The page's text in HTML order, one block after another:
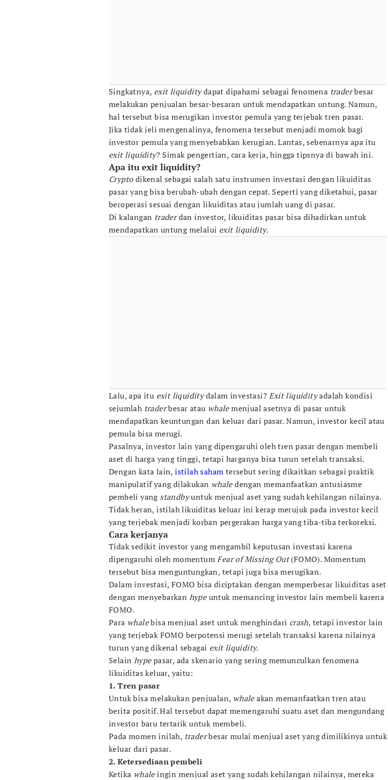
Singkatnya, exit liquiditydapat dipahami sebagai fenomena traderbesar
melakukan penjualan besar-besaran untuk mendapatkan untung. Namun,
hal tersebut bisa merugikan investor pemula yang terjebak tren pasar.
Jika tidak jeli mengenalinya, fenomena tersebut menjadi momok bagi
investor pemula yang menyebabkan kerugian. Lantas, sebenarnya apa itu
exit liquidity? Simak pengertian, cara kerja, hingga tipsnya di bawah ini.
Apa itu exit liquidity?
Cryptodikenal sebagai salah satu instrumen investasi dengan likuiditas
pasar yang bisa berubah-ubah dengan cepat. Seperti yang diketahui, pasar
beroperasi sesuai dengan likuiditas atau jumlah uang di pasar.
Di kalangan traderdan investor, likuiditas pasar bisa dihadirkan untuk
mendapatkan untung melalui exit liquidity.
Lalu, apa itu exit liquiditydalam investasi?Exit liquidityadalah kondisi
sejumlah traderbesar atau whalemenjual asetnya di pasar untuk
mendapatkan keuntungan dan keluar dari pasar. Namun, investor kecil atau
pemula bisa merugi.
Pasalnya, investor lain yang dipengaruhi oleh tren pasar dengan membeli
aset di harga yang tinggi, tetapi harganya bisa turun setelah transaksi.
Dengan kata lain,istilah saham tersebut sering dikaitkan sebagai praktik
manipulatif yang dilakukan whaledengan memanfaatkan antusiasme
pembeli yang standbyuntuk menjual aset yang sudah kehilangan nilainya.
Tidak heran, istilah likuiditas keluar ini kerap merujuk pada investor kecil
yang terjebak menjadi korban pergerakan harga yang tiba-tiba terkoreksi.
Cara kerjanya
Tidak sedikit investor yang mengambil keputusan investasi karena
dipengaruhi oleh momentumFear of Missing Out(FOMO). Momentum
tersebut bisa menguntungkan, tetapi juga bisa merugikan.
Dalam investasi, FOMO bisa diciptakan dengan memperbesar likuiditas aset
dengan menyebarkan hypeuntuk memancing investor lain membeli karena
FOMO.
Para whalebisa menjual aset untuk menghindari crash, tetapi investor lain
yang terjebak FOMO berpotensi merugi setelah transaksi karena nilainya
turun yang dikenal sebagai exit liquidity.
Selain hypepasar, ada skenario yang sering memunculkan fenomena
likuiditas keluar, yaitu:
1. Tren pasar
Untuk bisa melakukan penjualan, whaleakan memanfaatkan tren atau
berita positif. Hal tersebut dapat memengaruhi suatu aset dan mengundang
investor baru tertarik untuk membeli.
Pada momen inilah, traderbesar mulai menjual aset yang dimilikinya untuk
keluar dari pasar.
2. Ketersediaan pembeli
Ketika whaleingin menjual aset yang sudah kehilangan nilainya, mereka